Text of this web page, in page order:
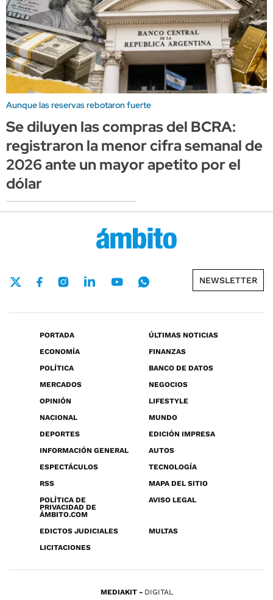
Aunque las reservas rebotaron fuerte
Se diluyen las compras del BCRA:
registraron la menor cifra semanal de
2026 ante un mayor apetito por el
dólar
NEWSLETTER
PORTADA
ÚLTIMAS NOTICIAS
ECONOMÍA
FINANZAS
POLÍTICA
BANCO DE DATOS
MERCADOS
NEGOCIOS
OPINIÓN
LIFESTYLE
NACIONAL
MUNDO
DEPORTES
EDICIÓN IMPRESA
INFORMACIÓN GENERAL
AUTOS
ESPECTÁCULOS
TECNOLOGÍA
RSS
MAPA DEL SITIO
POLÍTICA DE
PRIVACIDAD DE
ÁMBITO.COM
AVISO LEGAL
EDICTOS JUDICIALES
MULTAS
LICITACIONES
MEDIAKIT DIGITAL